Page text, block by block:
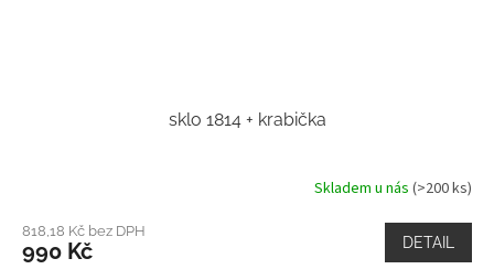
sklo 1814 + krabička
Skladem u nás (>200 ks)
818,18 Kč bez DPH
990 Kč DETAIL